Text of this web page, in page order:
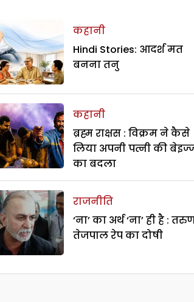
कहानी
Hindi Stories: आदर्श मत
बनना तनु
कहानी
ब्रह्म राक्षस : विक्रम ने कैसे
लिया अपनी पत्नी की
का बदला
राजनीति
‘ना’ का अर्थ ‘ना’ ही है :
तेजपाल रेप का दोषी